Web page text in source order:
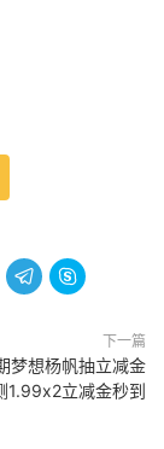
 
下一篇
梦想杨帆抽立减金
1.99x2立减金秒到